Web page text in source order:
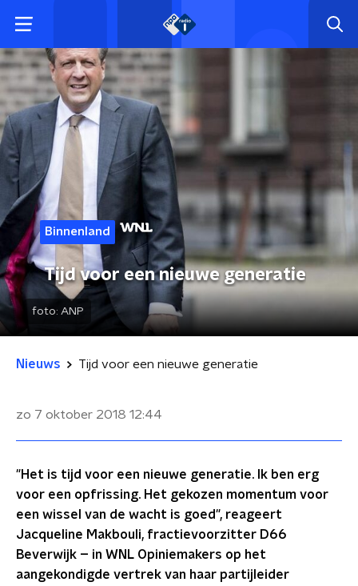
Binnenland
Tijd voor een nieuwe generatie
foto: ANP
Nieuws Tijd voor een nieuwe generatie
zo 7 oktober 2018 12:44
"Het is tijd voor een nieuwe generatie. Ik ben erg
voor een opfrissing. Het gekozen momentum voor
een wissel van de wacht is goed", reageert
Jacqueline Makbouli, fractievoorzitter D66
Beverwijk – in WNL Opiniemakers op het
aangekondigde vertrek van haar partijleider